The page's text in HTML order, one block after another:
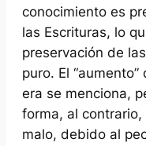
conocimiento es
las Escrituras, lo
preservación de
puro. El
era se menciona,
forma, al
malo, debido al